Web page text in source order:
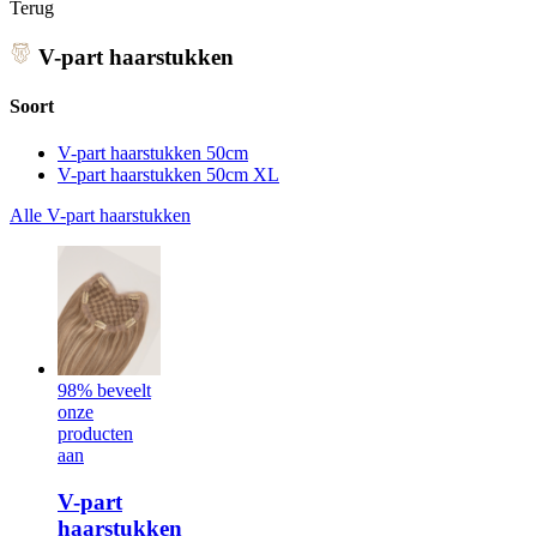
Terug
V-part haarstukken
Soort
V-part haarstukken 50cm
V-part haarstukken 50cm XL
Alle V-part haarstukken
98% beveelt
onze
producten
aan
V-part
haarstukken